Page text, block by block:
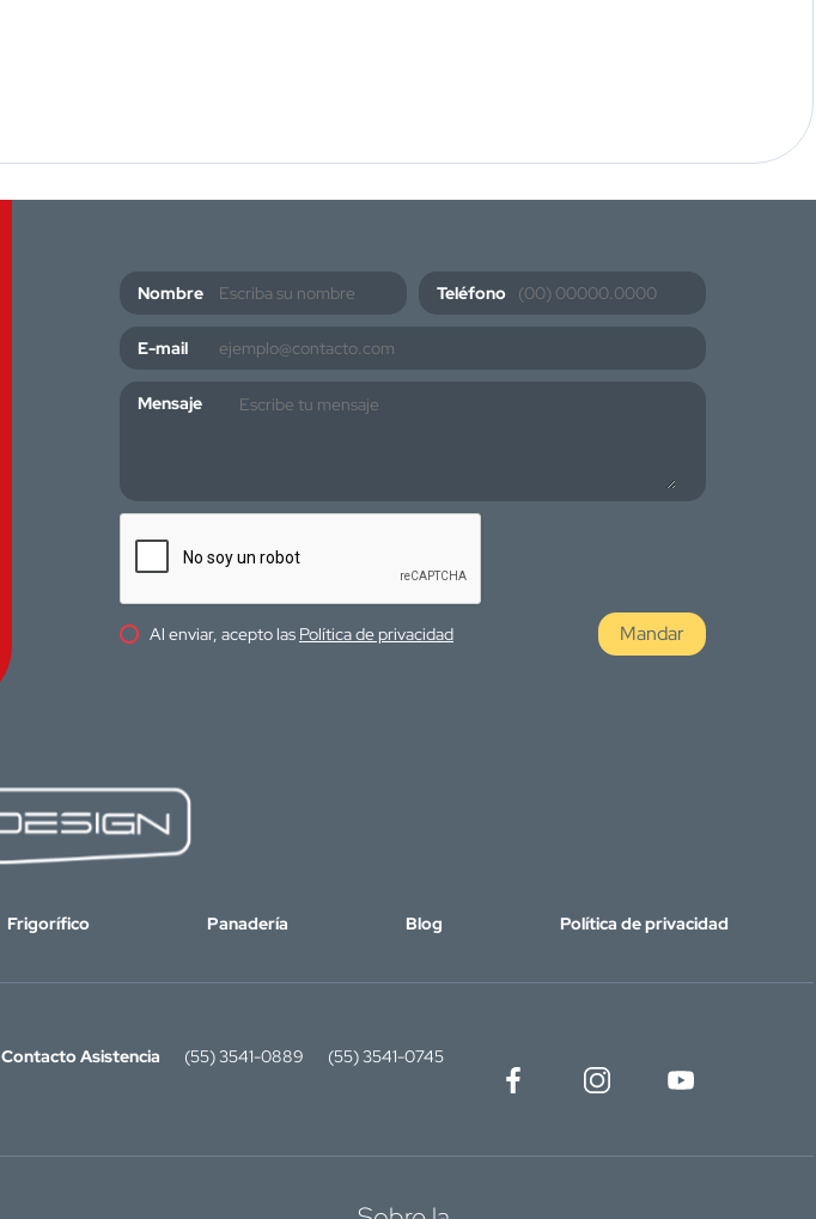
Nombre Teléfono
E-mail
Mensaje
Al enviar, acepto las Política de privacidad Mandar
Frigorífico Panadería Blog Política de privacidad
Contacto Asistencia (55) 3541-0889 (55) 3541-0745